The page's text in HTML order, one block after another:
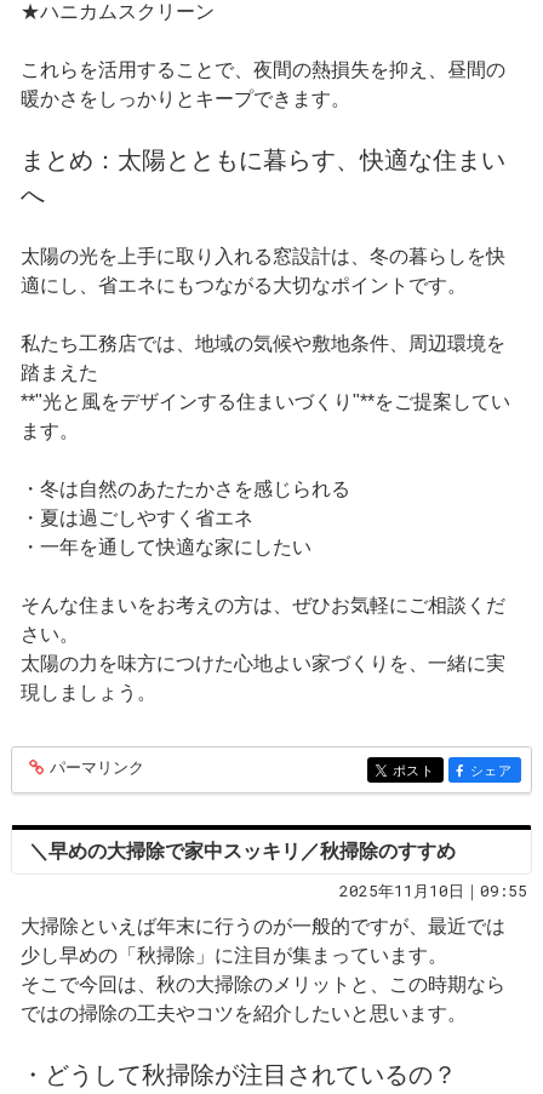
★ハニカムスクリーン
これらを活用することで、夜間の熱損失を抑え、昼間の
暖かさをしっかりとキープできます。
まとめ：太陽とともに暮らす、快適な住まい
へ
太陽の光を上手に取り入れる窓設計は、冬の暮らしを快
適にし、省エネにもつながる大切なポイントです。
私たち工務店では、地域の気候や敷地条件、周辺環境を
踏まえた
**"光と風をデザインする住まいづくり"**をご提案してい
ます。
・冬は自然のあたたかさを感じられる
・夏は過ごしやすく省エネ
・一年を通して快適な家にしたい
そんな住まいをお考えの方は、ぜひお気軽にご相談くだ
さい。
太陽の力を味方につけた心地よい家づくりを、一緒に実
現しましょう。
entry374
パーマリンク entry374
ポスト entry374
シェア
＼早めの大掃除で家中スッキリ／秋掃除のすすめ
2025年11月10日｜09:55
大掃除といえば年末に行うのが一般的ですが、最近では
少し早めの「秋掃除」に注目が集まっています。
そこで今回は、秋の大掃除のメリットと、この時期なら
ではの掃除の工夫やコツを紹介したいと思います。
・どうして秋掃除が注目されているの？